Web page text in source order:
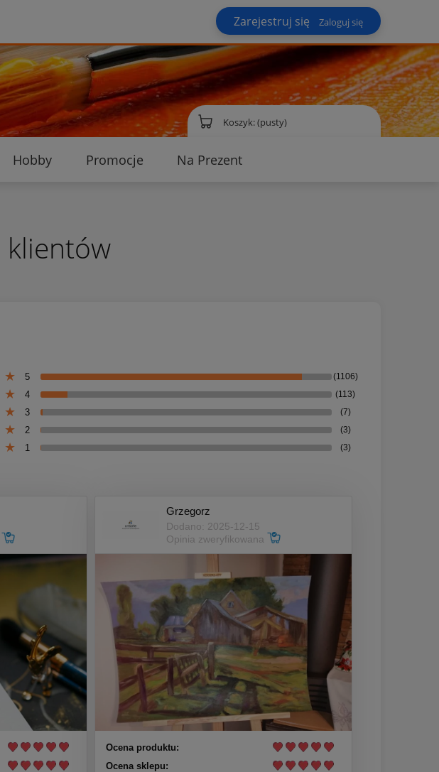
Zarejestruj się Zaloguj się
Koszyk:(pusty)
Hobby Promocje
Na Prezent
klientów
5 (1106)
4 (113)
3 (7)
2 (3)
1 (3)
Grzegorz
Dodano: 2025-12-15
Opinia zweryfikowana
Ocena produktu:
Ocena sklepu: